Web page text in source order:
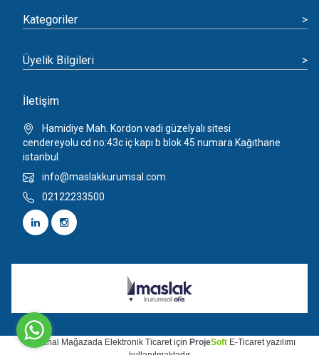
Kategoriler >
Üyelik Bilgileri >
İletişim
Hamidiye Mah. Kordon vadi güzelyalı sitesi
cendereyolu cd no:43c iç kapı b blok 45 numara Kağıthane
istanbul
info@maslakkurumsal.com
02122233500
BuSanal Mağazada Elektronik Ticaretiçin ProjeSoft E-Ticaretyazılımı